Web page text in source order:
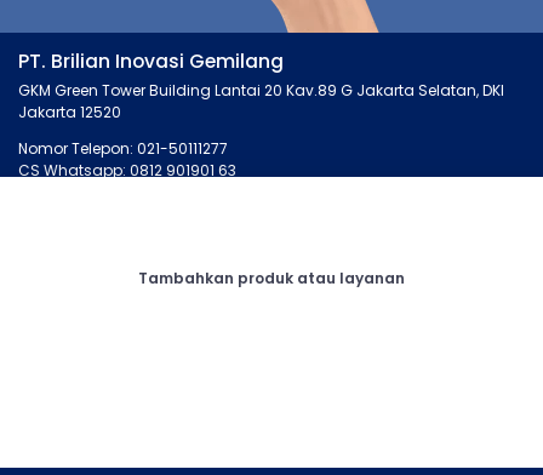
Tambahkan produk atau layanan
PT. Brilian Inovasi Gemilang
GKM Green Tower Building Lantai 20 Kav.89 G Jakarta Selatan, DKI
Jakarta 12520
Nomor Telepon: 021-50111277
CS Whatsapp: 0812 901901 63
Cari Bengkel